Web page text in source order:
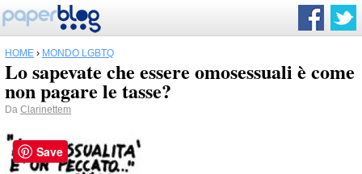
HOME › MONDO LGBTQ
Lo sapevate che essere omosessuali è come
non pagare le tasse?
Da Clarinettem
Save